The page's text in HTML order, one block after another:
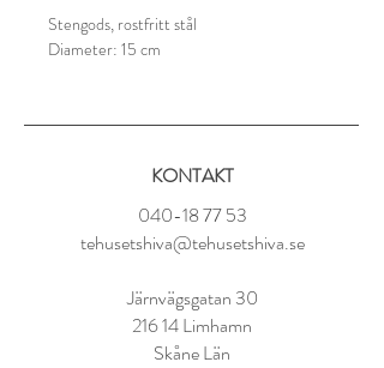
Stengods, rostfritt stål
Diameter: 15 cm
KONTAKT
040-18 77 53
tehusetshiva@tehusetshiva.se
Järnvägsgatan 30
216 14 Limhamn
Skåne Län